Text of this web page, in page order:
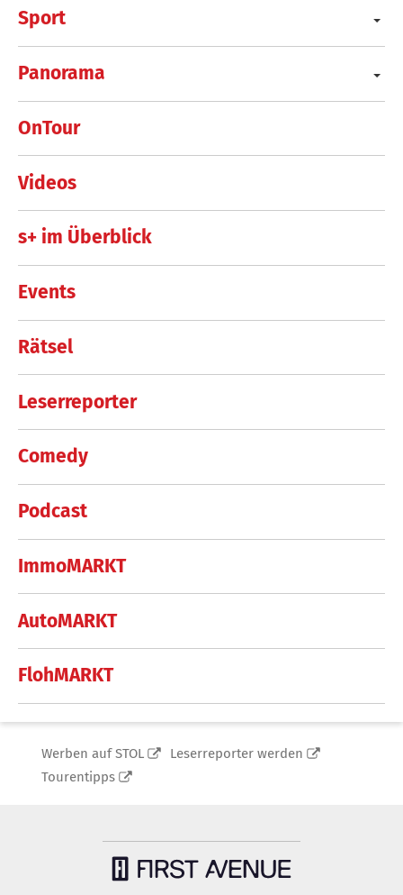
Sport
Panorama
OnTour
Videos
s+ im Überblick
Events
Rätsel
Leserreporter
Comedy
Podcast
ImmoMARKT
AutoMARKT
FlohMARKT
Werben auf STOL
Leserreporter werden
Tourentipps